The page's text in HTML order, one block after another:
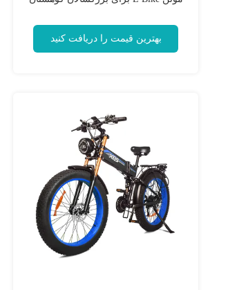
بهترین قیمت را دریافت کنید